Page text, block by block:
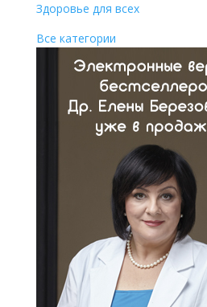
Здоровье для всех
Все категории